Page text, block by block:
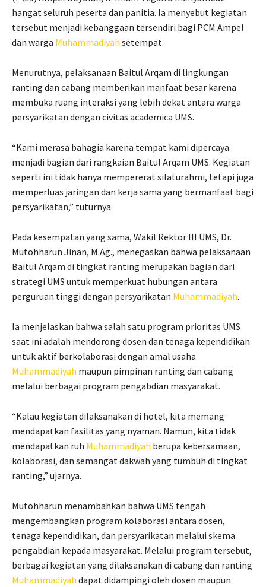
hangat seluruh peserta dan panitia. Ia menyebut kegiatan
tersebut menjadi kebanggaan tersendiri bagi PCM Ampel
dan warga Muhammadiyah setempat.
Menurutnya, pelaksanaan Baitul Arqam di lingkungan
ranting dan cabang memberikan manfaat besar karena
membuka ruang interaksi yang lebih dekat antara warga
persyarikatan dengan civitas academica UMS.
“Kami merasa bahagia karena tempat kami dipercaya
menjadi bagian dari rangkaian Baitul Arqam UMS. Kegiatan
seperti ini tidak hanya mempererat silaturahmi, tetapi juga
memperluas jaringan dan kerja sama yang bermanfaat bagi
persyarikatan,” tuturnya.
Pada kesempatan yang sama, Wakil Rektor III UMS, Dr.
Mutohharun Jinan, M.Ag., menegaskan bahwa pelaksanaan
Baitul Arqam di tingkat ranting merupakan bagian dari
strategi UMS untuk memperkuat hubungan antara
perguruan tinggi dengan persyarikatan Muhammadiyah.
Ia menjelaskan bahwa salah satu program prioritas UMS
saat ini adalah mendorong dosen dan tenaga kependidikan
untuk aktif berkolaborasi dengan amal usaha
Muhammadiyah maupun pimpinan ranting dan cabang
melalui berbagai program pengabdian masyarakat.
“Kalau kegiatan dilaksanakan di hotel, kita memang
mendapatkan fasilitas yang nyaman. Namun, kita tidak
mendapatkan ruh Muhammadiyah berupa kebersamaan,
kolaborasi, dan semangat dakwah yang tumbuh di tingkat
ranting,” ujarnya.
Mutohharun menambahkan bahwa UMS tengah
mengembangkan program kolaborasi antara dosen,
tenaga kependidikan, dan persyarikatan melalui skema
pengabdian kepada masyarakat. Melalui program tersebut,
berbagai kegiatan yang dilaksanakan di cabang dan ranting
Muhammadiyah dapat didampingi oleh dosen maupun